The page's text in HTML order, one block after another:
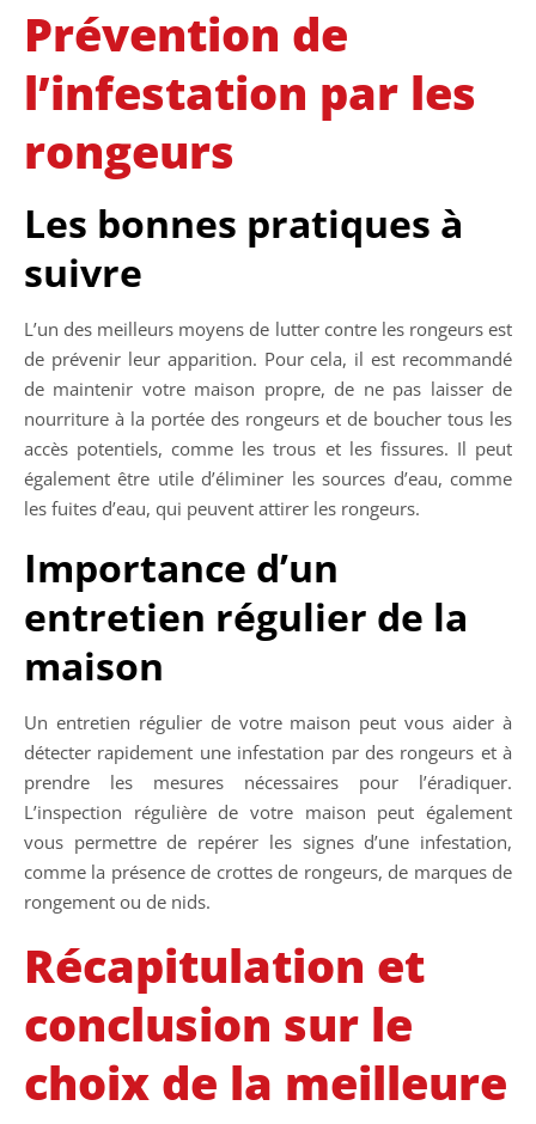
Prévention de
l’infestation par les
rongeurs
Les bonnes pratiques à
suivre
L’un des meilleurs moyens de lutter contre les rongeurs est
de prévenir leur apparition. Pour cela, il est recommandé
de maintenir votre maison propre, de ne pas laisser de
nourriture à la portée des rongeurs et de boucher tous les
accès potentiels, comme les trous et les fissures. Il peut
également être utile d’éliminer les sources d’eau, comme
les fuites d’eau, qui peuvent attirer les rongeurs.
Importance d’un
entretien régulier de la
maison
Un entretien régulier de votre maison peut vous aider à
détecter rapidement une infestation par des rongeurs et à
prendre les mesures nécessaires pour l’éradiquer.
L’inspection régulière de votre maison peut également
vous permettre de repérer les signes d’une infestation,
comme la présence de crottes de rongeurs, de marques de
rongement ou de nids.
Récapitulation et
conclusion sur le
choix de la meilleure